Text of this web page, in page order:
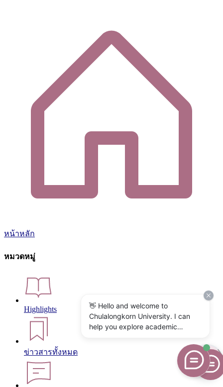
หน้าหลัก
หมวดหมู่
Highlights
ข่าวสารทั้งหมด
👋 Hello and welcome to
Chulalongkorn University. I can
help you explore academic